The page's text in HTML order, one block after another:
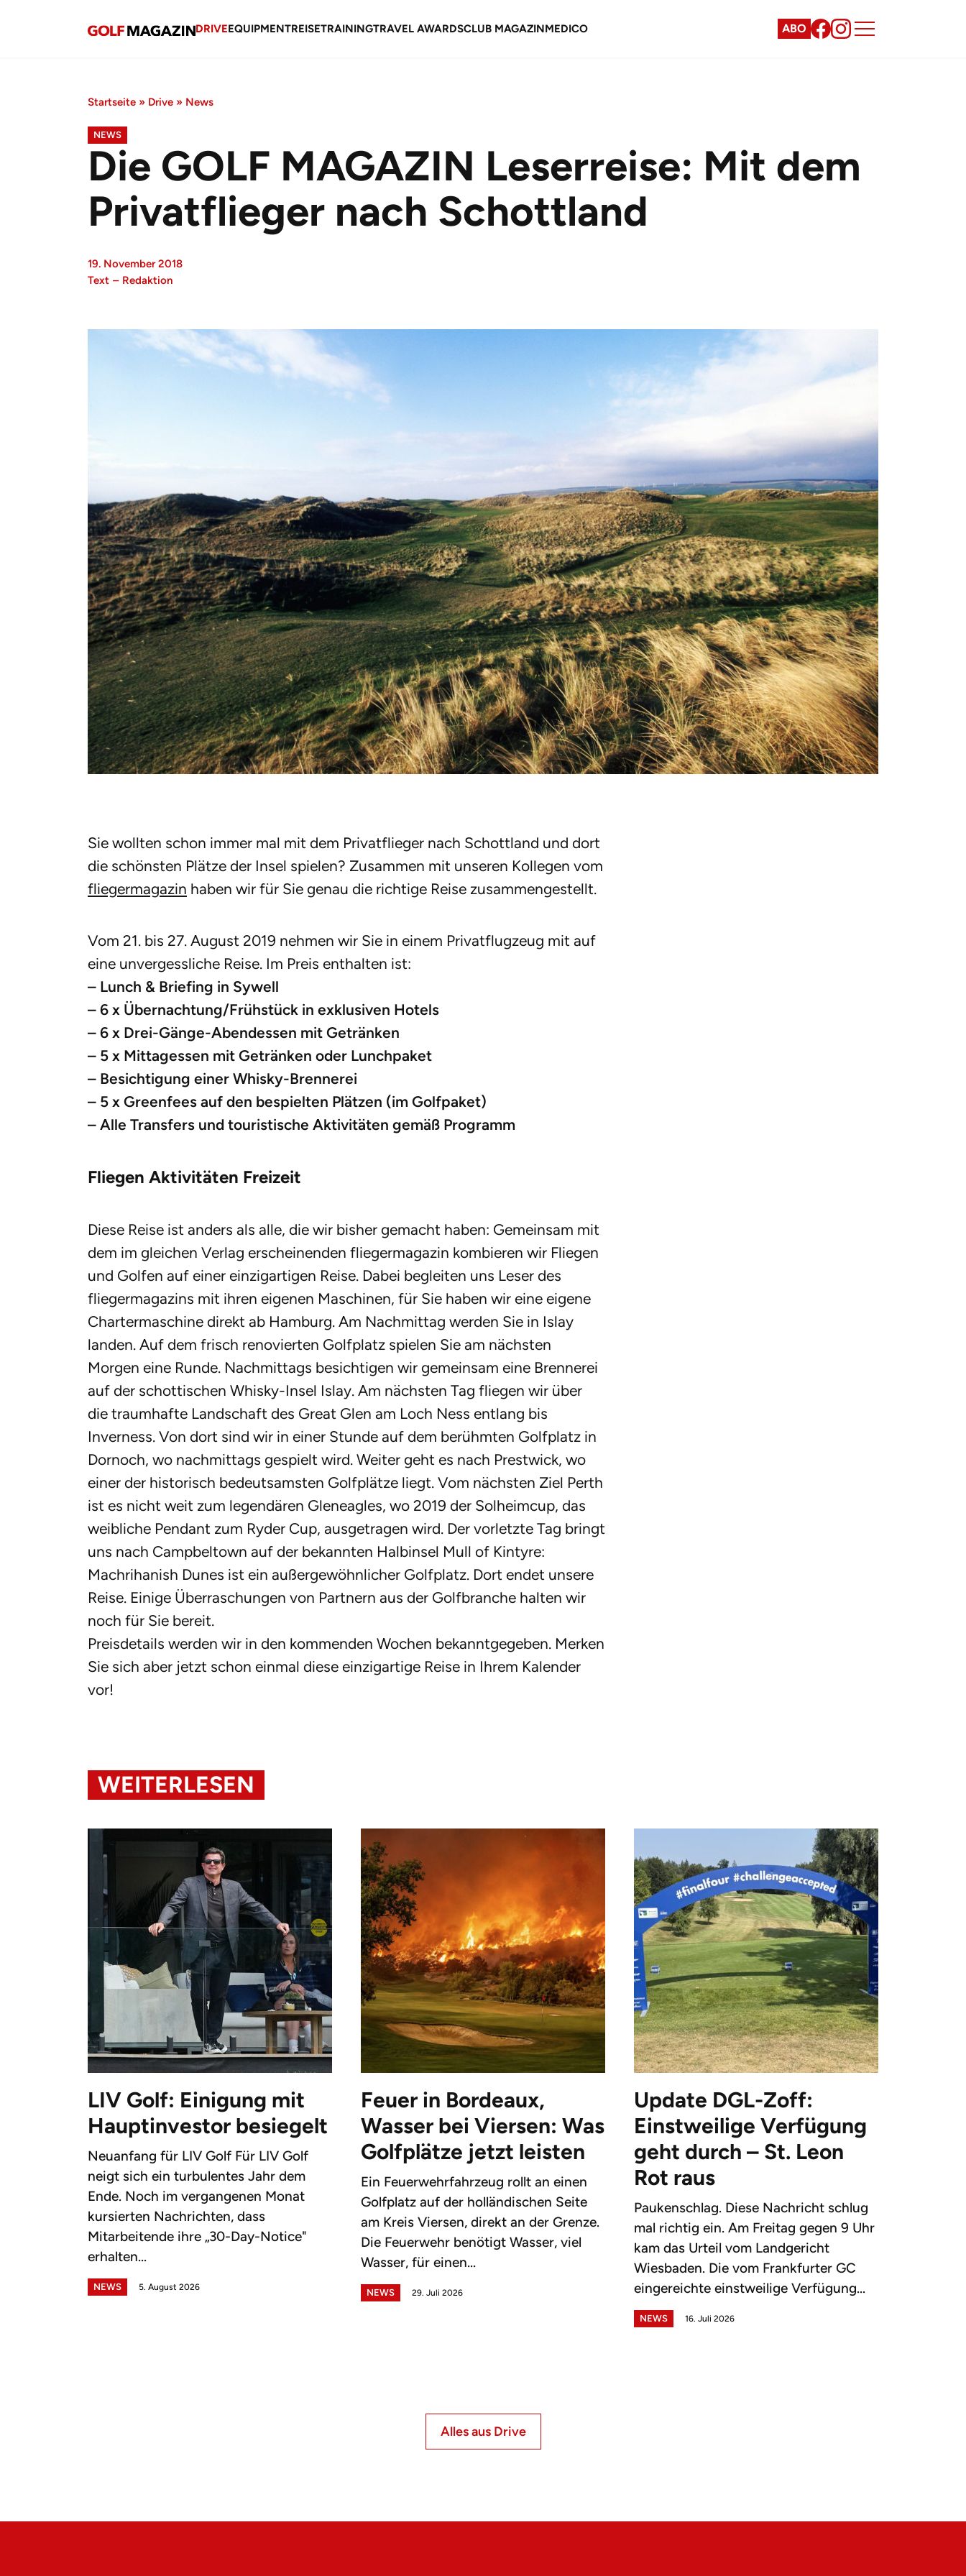
DRIVEEQUIPMENTREISETRAININGTRAVEL AWARDSCLUB MAGAZINMEDICO ABO
Startseite » Drive » News
NEWS
Die GOLF MAGAZIN Leserreise: Mit dem
Privatflieger nach Schottland
19. November 2018
Text – Redaktion
Sie wollten schon immer mal mit dem Privatflieger nach Schottland und dort
die schönsten Plätze der Insel spielen? Zusammen mit unseren Kollegen vom
fliegermagazin haben wir für Sie genau die richtige Reise zusammengestellt.
Vom 21. bis 27. August 2019 nehmen wir Sie in einem Privatflugzeug mit auf
eine unvergessliche Reise. Im Preis enthalten ist:
– Lunch & Briefing in Sywell
– 6 x Übernachtung/Frühstück in exklusiven Hotels
– 6 x Drei-Gänge-Abendessen mit Getränken
– 5 x Mittagessen mit Getränken oder Lunchpaket
– Besichtigung einer Whisky-Brennerei
– 5 x Greenfees auf den bespielten Plätzen (im Golfpaket)
– Alle Transfers und touristische Aktivitäten gemäß Programm
Fliegen Aktivitäten Freizeit
Diese Reise ist anders als alle, die wir bisher gemacht haben: Gemeinsam mit
dem im gleichen Verlag erscheinenden fliegermagazin kombieren wir Fliegen
und Golfen auf einer einzigartigen Reise. Dabei begleiten uns Leser des
fliegermagazins mit ihren eigenen Maschinen, für Sie haben wir eine eigene
Chartermaschine direkt ab Hamburg. Am Nachmittag werden Sie in Islay
landen. Auf dem frisch renovierten Golfplatz spielen Sie am nächsten
Morgen eine Runde. Nachmittags besichtigen wir gemeinsam eine Brennerei
auf der schottischen Whisky-Insel Islay. Am nächsten Tag fliegen wir über
die traumhafte Landschaft des Great Glen am Loch Ness entlang bis
Inverness. Von dort sind wir in einer Stunde auf dem berühmten Golfplatz in
Dornoch, wo nachmittags gespielt wird. Weiter geht es nach Prestwick, wo
einer der historisch bedeutsamsten Golfplätze liegt. Vom nächsten Ziel Perth
ist es nicht weit zum legendären Gleneagles, wo 2019 der Solheimcup, das
weibliche Pendant zum Ryder Cup, ausgetragen wird. Der vorletzte Tag bringt
uns nach Campbeltown auf der bekannten Halbinsel Mull of Kintyre:
Machrihanish Dunes ist ein außergewöhnlicher Golfplatz. Dort endet unsere
Reise. Einige Überraschungen von Partnern aus der Golfbranche halten wir
noch für Sie bereit.
Preisdetails werden wir in den kommenden Wochen bekanntgegeben. Merken
Sie sich aber jetzt schon einmal diese einzigartige Reise in Ihrem Kalender
vor!
WEITERLESEN
LIV Golf: Einigung mit
Hauptinvestor besiegelt
Neuanfang für LIV Golf Für LIV Golf
neigt sich ein turbulentes Jahr dem
Ende. Noch im vergangenen Monat
kursierten Nachrichten, dass
Mitarbeitende ihre „30-Day-Notice"
erhalten...
NEWS 5. August 2026
Feuer in Bordeaux,
Wasser bei Viersen: Was
Golfplätze jetzt leisten
Ein Feuerwehrfahrzeug rollt an einen
Golfplatz auf der holländischen Seite
am Kreis Viersen, direkt an der Grenze.
Die Feuerwehr benötigt Wasser, viel
Wasser, für einen...
NEWS 29. Juli 2026
Update DGL-Zoff:
Einstweilige Verfügung
geht durch – St. Leon
Rot raus
Paukenschlag. Diese Nachricht schlug
mal richtig ein. Am Freitag gegen 9 Uhr
kam das Urteil vom Landgericht
Wiesbaden. Die vom Frankfurter GC
eingereichte einstweilige Verfügung...
NEWS 16. Juli 2026
Alles aus Drive